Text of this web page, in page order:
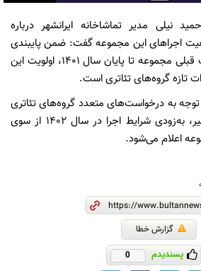
حمید نیلی مدیر تماشاخانه ایرانشهر درباره
اجراهای این مجموعه گفت: ضمن پایبندی
به تعهدات اجرایی مدیریت قبلی مجموعه تا پایان سال ۱۴۰۱، اولویت این
تازه‌ گروه‌های تئاتری است.
توجه به درخواست‌های متعدد گروه‌های تئاتری
برای اجرا در هفته‌های اخیر، به‌زودی شرایط اجرا در سال ۱۴۰۲ از سوی
اعلام می‌شود.
گزارش خطا
پسندیدم 0